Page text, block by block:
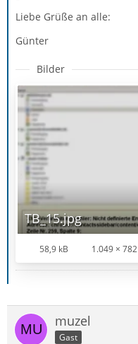
Liebe Grüße an alle:
Günter
Bilder
TB_15.jpg
58,9 kB 1.049 × 782
muzel
Gast